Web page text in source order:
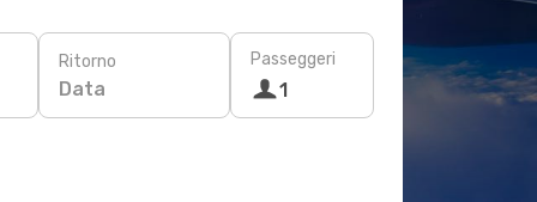
Ritorno
Data
Passeggeri
1